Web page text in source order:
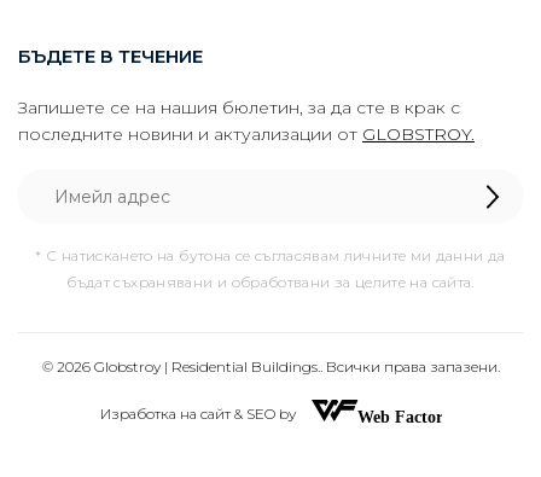
БЪДЕТЕ В ТЕЧЕНИЕ
Запишете се на нашия бюлетин, за да сте в крак с
последните новини и актуализации от GLOBSTROY.
* С натискането на бутона се съгласявам личните ми данни да
бъдат съхранявани и обработвани за целите на сайта.
© 2026 Globstroy | Residential Buildings.. Всички права запазени.
Изработка на сайт & SEO by